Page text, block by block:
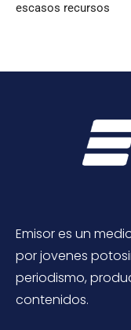
escasos recursos
Emisor es un
por jovenes
periodismo,
contenidos.